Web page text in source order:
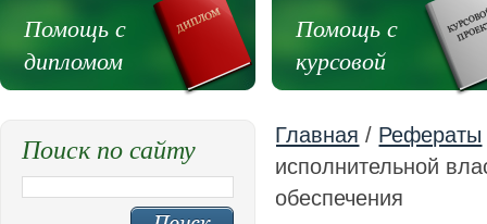
Помощь с
дипломом
Помощь с
курсовой
Главная / Рефераты
исполнительной
обеспечения
Поиск по сайту